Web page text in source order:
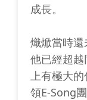
成長。
熾焮當時
他已經超
上有極大
領E-Song團